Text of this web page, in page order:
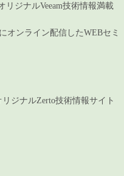
リジナルVeeam技術情報満載
オンライン配信したWEBセミ
ジナルZerto技術情報サイト